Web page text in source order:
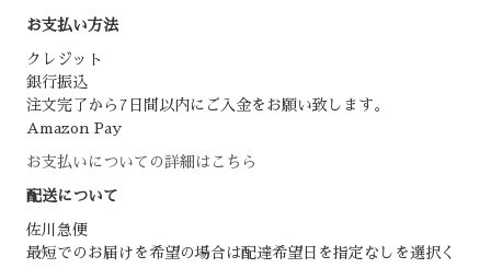
お支払い方法
クレジット
銀行振込
注文完了から7日間以内にご入金をお願い致します。
Amazon Pay
お支払いについての詳細はこちら
配送について
佐川急便
最短でのお届けを希望の場合は配達希望日を指定なしを選択く